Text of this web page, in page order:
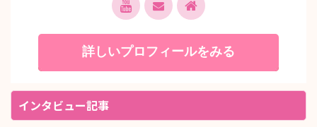
詳しいプロフィールをみる
インタビュー記事